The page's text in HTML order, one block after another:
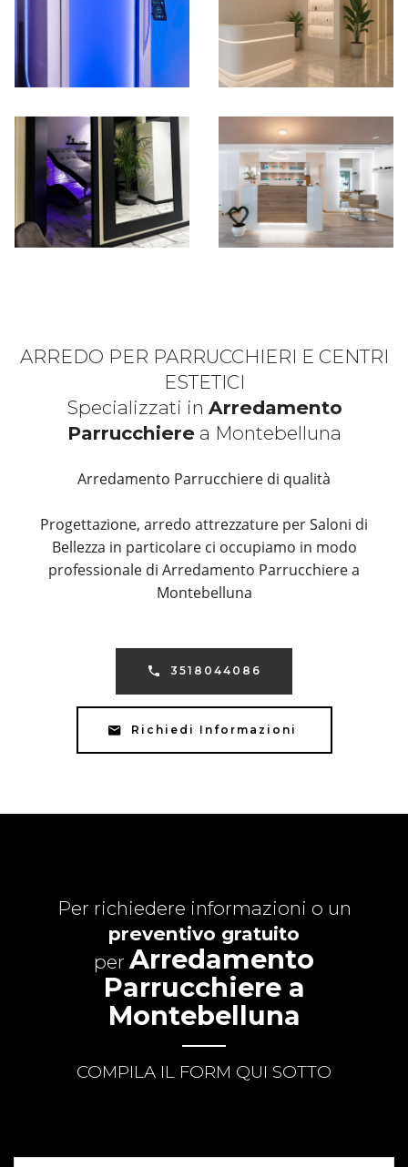
ARREDO PER PARRUCCHIERI E CENTRI
ESTETICI
Specializzati in Arredamento
Parrucchierea Montebelluna
Arredamento Parrucchiere di qualità
Progettazione, arredo attrezzature per Saloni di
Bellezza in particolare ci occupiamo in modo
professionale di Arredamento Parrucchiere a
Montebelluna
3518044086
Richiedi Informazioni
Per richiedere informazioni o un
preventivo gratuito
per Arredamento
Parrucchiere a
Montebelluna
COMPILA IL FORM QUI SOTTO